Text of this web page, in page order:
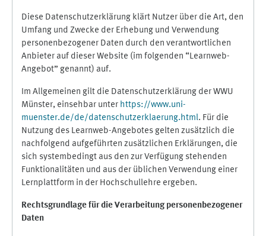
Diese Datenschutzerklärung klärt Nutzer über die Art, den
Umfang und Zwecke der Erhebung und Verwendung
personenbezogener Daten durch den verantwortlichen
Anbieter auf dieser Website (im folgenden “Learnweb-
Angebot” genannt) auf.
Im Allgemeinen gilt die Datenschutzerklärung der WWU
Münster, einsehbar unter https://www.uni-
muenster.de/de/datenschutzerklaerung.html. Für die
Nutzung des Learnweb-Angebotes gelten zusätzlich die
nachfolgend aufgeführten zusätzlichen Erklärungen, die
sich systembedingt aus den zur Verfügung stehenden
Funktionalitäten und aus der üblichen Verwendung einer
Lernplattform in der Hochschullehre ergeben.
Rechtsgrundlage für die Verarbeitung personenbezogener
Daten